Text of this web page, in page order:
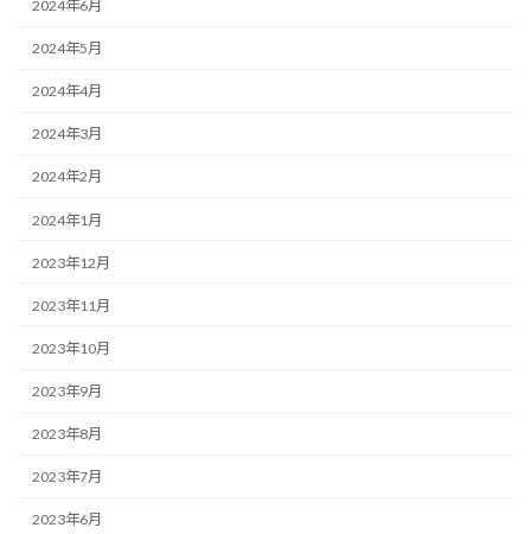
2024年6月
2024年5月
2024年4月
2024年3月
2024年2月
2024年1月
2023年12月
2023年11月
2023年10月
2023年9月
2023年8月
2023年7月
2023年6月